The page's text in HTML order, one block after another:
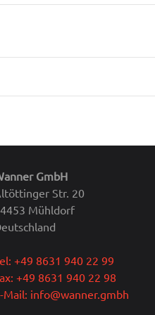
GmbH
Str. 20
Mühldorf
+49 8631 940 22 99
+49 8631 940 22 98
Mail: info@wanner.gmbh